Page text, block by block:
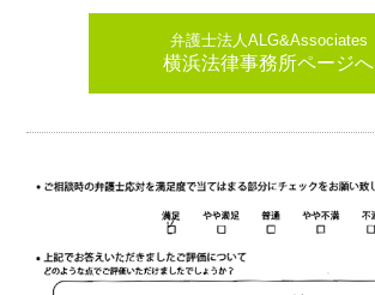
弁護士法人ALG&Associates
横浜法律事務所ページへ